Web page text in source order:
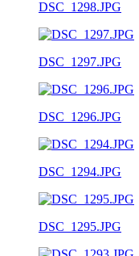
DSC_1298.JPG
DSC_1297.JPG
DSC_1296.JPG
DSC_1294.JPG
DSC_1295.JPG